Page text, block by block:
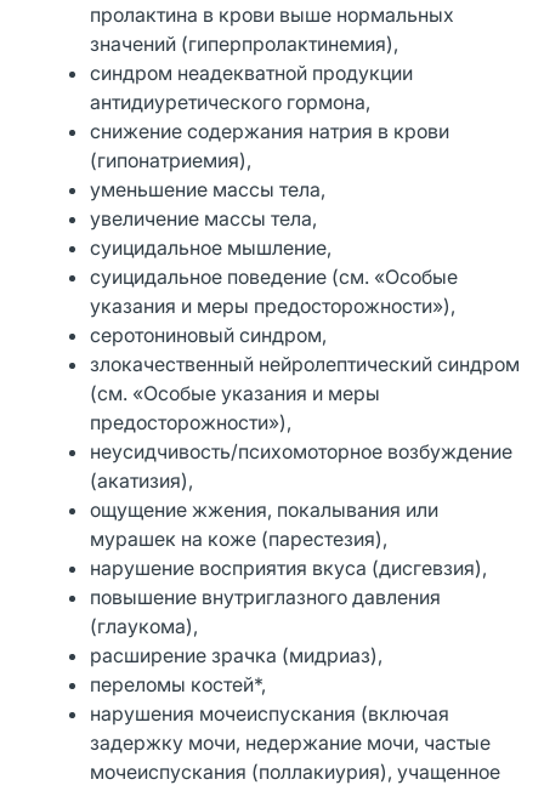
пролактина в крови выше нормальных
значений (гиперпролактинемия),
синдром неадекватной продукции
антидиуретического гормона,
снижение содержания натрия в крови
(гипонатриемия),
уменьшение массы тела,
увеличение массы тела,
суицидальное мышление,
суицидальное поведение (см. «Особые
указания и меры предосторожности»),
серотониновый синдром,
злокачественный нейролептический синдром
(см. «Особые указания и меры
предосторожности»),
неусидчивость/психомоторное возбуждение
(акатизия),
ощущение жжения, покалывания или
мурашек на коже (парестезия),
нарушение восприятия вкуса (дисгевзия),
повышение внутриглазного давления
(глаукома),
расширение зрачка (мидриаз),
переломы костей*,
нарушения мочеиспускания (включая
задержку мочи, недержание мочи, частые
мочеиспускания (поллакиурия), учащенное